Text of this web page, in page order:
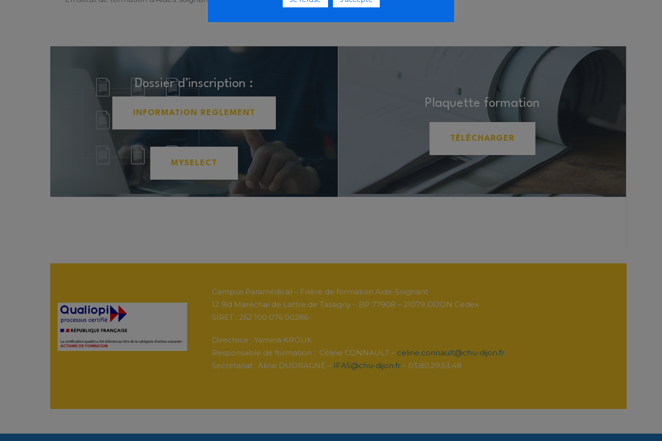
Dossier d’inscription :
INFORMATION REGLEMENT
MYSELECT
Plaquette formation
TÉLÉCHARGER
Campus Paramédical – Filière de formation Aide-Soignant
12 Bd Maréchal de Lattre de Tassigny – BP 77908 – 21079 DIJON Cedex
SIRET : 262 100 076 00286
Directrice : Yamina KROUK
Responsable de formation : Céline CONNAULT – celine.connault@chu-dijon.fr
Secrétariat : Aline DUDRAGNE – IFAS@chu-dijon.fr– 03.80.29.53.48